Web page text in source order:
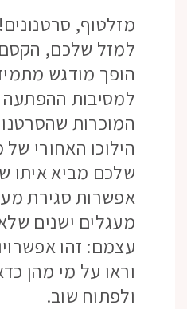
מזלטוף,
למזל שלכם,
הופך מודגש
למסיבות
המוכרות
הילוכו האחורי
שלכם מביא איתו
אפשרות סגירת
מעגלים ישנים
עצמם: זהו
וראו על מי מהן
ולפתוח שוב.